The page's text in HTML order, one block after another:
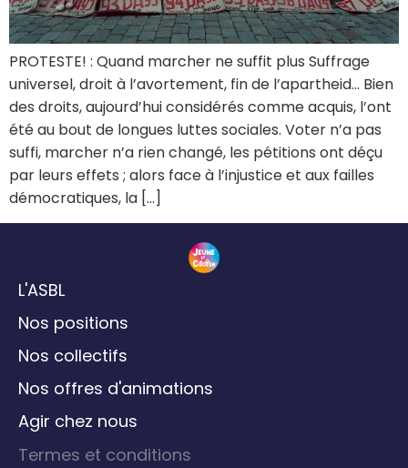
PROTESTE! : Quand marcher ne suffit plus Suffrage
universel, droit à l’avortement, fin de l’apartheid… Bien
des droits, aujourd’hui considérés comme acquis, l’ont
été au bout de longues luttes sociales. Voter n’a pas
suffi, marcher n’a rien changé, les pétitions ont déçu
par leurs effets ; alors face à l’injustice et aux failles
démocratiques, la […]
L'ASBL
Nos positions
Nos collectifs
Nos offres d'animations
Agir chez nous
Termes et conditions